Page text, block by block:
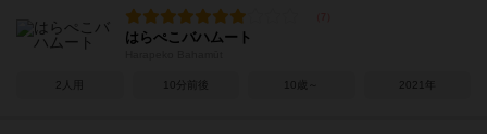
はらぺこバハムート
2人用 10分前後 10歳～ 2021年